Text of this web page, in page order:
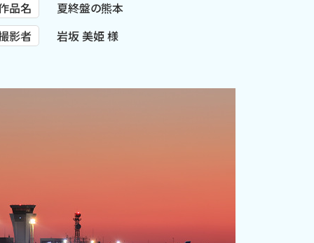
品名
夏終盤の熊本
影者
岩坂 美姫 様